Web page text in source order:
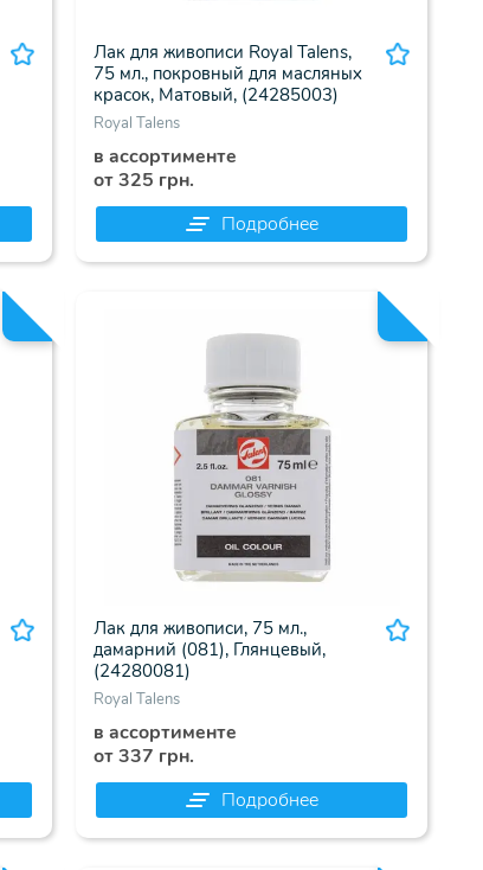
Лак для живописи Royal Talens,
75 мл., покровный для масляных
красок, Матовый, (24285003)
Royal Talens
в ассортименте
от 325 грн.
Подробнее
Лак для живописи, 75 мл.,
дамарний (081), Глянцевый,
(24280081)
Royal Talens
в ассортименте
от 337 грн.
Подробнее